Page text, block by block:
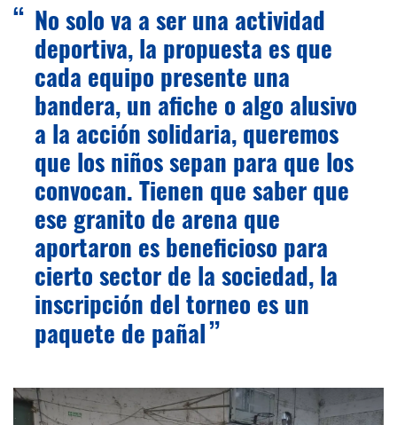
No solo va a ser una actividad
deportiva, la propuesta es que
cada equipo presente una
bandera, un afiche o algo alusivo
a la acción solidaria, queremos
que los niños sepan para que los
convocan. Tienen que saber que
ese granito de arena que
aportaron es beneficioso para
cierto sector de la sociedad, la
inscripción del torneo es un
paquete de pañal